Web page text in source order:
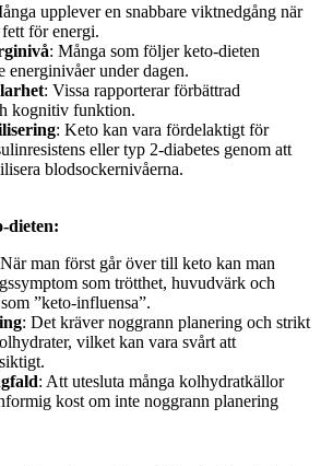
upplever en snabbare viktnedgång när
för energi.
: Många som följer keto-dieten
energinivåer under dagen.
: Vissa rapporterar förbättrad
kognitiv funktion.
: Keto kan vara fördelaktigt för
eller typ 2-diabetes genom att
blodsockernivåerna.
dieten:
man först går över till keto kan man
som trötthet, huvudvärk och
”keto-influensa”.
: Det kräver noggrann planering och strikt
vilket kan vara svårt att
: Att utesluta många kolhydratkällor
kost om inte noggrann planering